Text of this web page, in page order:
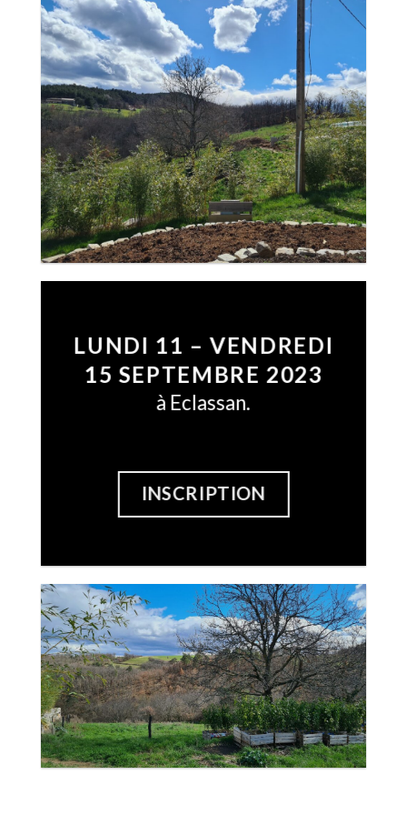
LUNDI 11 – VENDREDI
15 SEPTEMBRE 2023
à Eclassan.
INSCRIPTION